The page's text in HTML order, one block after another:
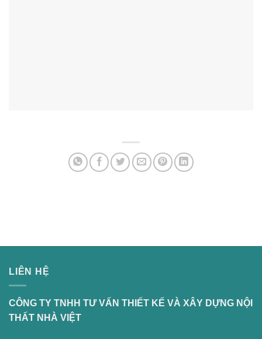
LIÊN HỆ
CÔNG TY TNHH TƯ VẤN THIẾT KẾ VÀ XÂY DỰNG NỘI
THẤT NHÀ VIỆT